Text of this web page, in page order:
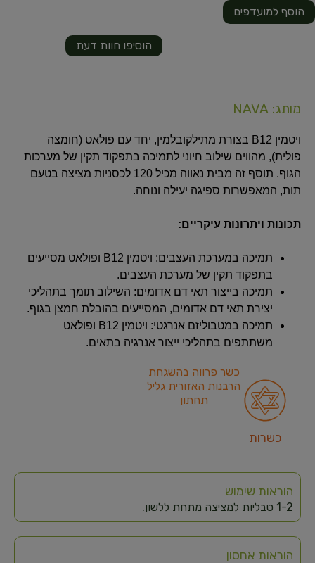
הוסיפו חוות דעת
הוסף למועדפים
מותג: NAVA
ויטמין B12 בצורת מתילקובלמין, יחד עם פולאט (חומצה
פולית), מהווים שילוב חיוני לתמיכה בתפקוד תקין של מערכות
הגוף. תוסף זה מבית נאווה מכיל 120 לכסניות מציצה בטעם
תות, המאפשרות ספיגה יעילה ונוחה.
תכונות ויתרונות עיקריים:
תמיכה במערכת העצבים: ויטמין B12 ופולאט מסייעים
בתפקוד תקין של מערכת העצבים.
תמיכה בייצור תאי דם אדומים: השילוב תומך בתהליכי
יצירת תאי דם אדומים, המסייעים בהובלת חמצן בגוף.
תמיכה במטבוליזם אנרגטי: ויטמין B12 ופולאט
משתתפים בתהליכי ייצור אנרגיה בתאים.
כשרות
כשר פרווה בהשגחת
הרבנות האזורית גליל
תחתון
הוראות שימוש
1-2 טבליות למציצה מתחת ללשון.
הוראות אחסון